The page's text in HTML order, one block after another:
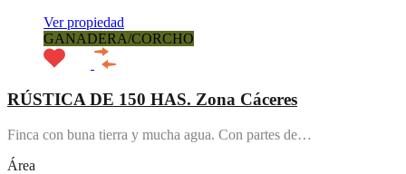
Ver propiedad
GANADERA/CORCHO
RÚSTICA DE 150 HAS. Zona Cáceres
Finca con buna tierra y mucha agua. Con partes de…
Área